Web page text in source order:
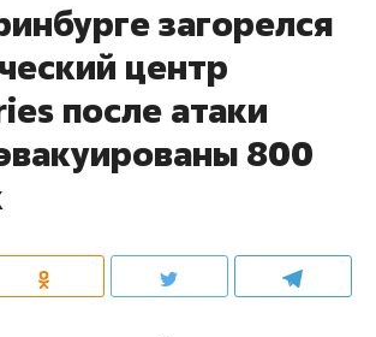
загорелся
центр
после атаки
800